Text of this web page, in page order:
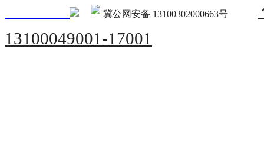
冀公网安备 13100302000663号
13100049001-17001